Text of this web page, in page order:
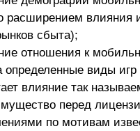
расширением влияния
сбыта);
отношения к
определенные виды игр
влияние так
перед
по мотивам